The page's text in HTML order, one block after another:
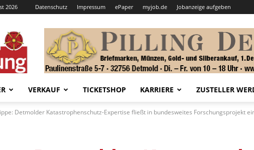
2026 Datenschutz Impressum ePaper myjob.de Jobanzeige aufgeben
VERKAUF TICKETSHOP KARRIERE ZUSTELLER
Detmolder Katastrophenschutz-Expertise fließt in bundesweites Forschungsprojekt